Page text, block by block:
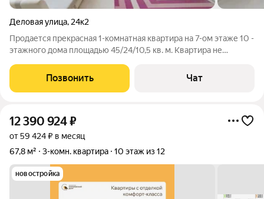
Деловая улица, 24к2
Продается прекрасная 1-комнатная квартира на 7-ом этаже 10 -
этажного дома площадью 45/24/10,5 кв. м. Квартира не
застекленную лоджию. В квартире произведен качественный
ремонт: натяжные потолки,
Позвонить Чат
12 390 924₽
от 59 424 ₽ в месяц
67,8 м²
3-комн. квартира 10 этаж из 12
новостройка